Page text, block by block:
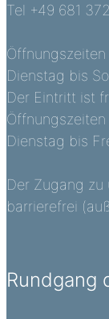
Tel +49 681
Dienstag bis
Der Eintritt ist
Öffnungszeiten
Dienstag bis
Der Zugang zu
barrierefrei
Rundgang